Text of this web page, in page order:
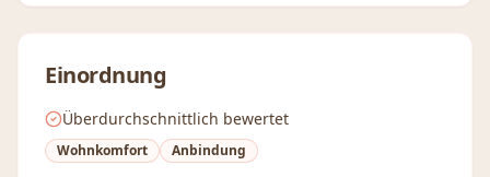
Einordnung
Überdurchschnittlich bewertet
Wohnkomfort Anbindung